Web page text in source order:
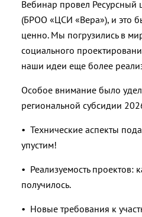
Вебинар провел
(БРОО «ЦСИ «Вера»), и это
ценно. Мы погрузились в
социального
наши идеи еще более
Особое внимание было
региональной субсидии
• Технические аспекты
упустим!
• Реализуемость проектов:
получилось.
• Новые требования к